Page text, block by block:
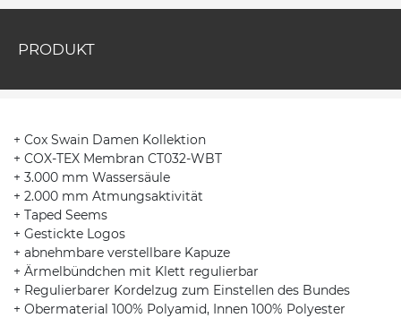
PRODUKT
+ Cox Swain Damen Kollektion
+ COX-TEX Membran CT032-WBT
+ 3.000 mm Wassersäule
+ 2.000 mm Atmungsaktivität
+ Taped Seems
+ Gestickte Logos
+ abnehmbare verstellbare Kapuze
+ Ärmelbündchen mit Klett regulierbar
+ Regulierbarer Kordelzug zum Einstellen des Bundes
+ Obermaterial 100% Polyamid, Innen 100% Polyester